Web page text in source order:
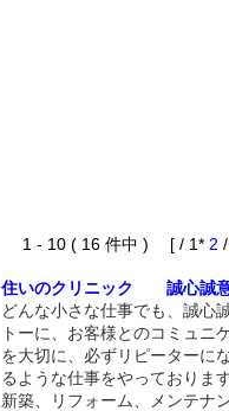
1 - 10 ( 16 件中 ) [ / 1* 2
住いのクリニック 誠心誠
どんな小さな仕事でも、誠心
トーに、お客様とのコミュニ
を大切に、必ずリピーターに
るような仕事をやっておりま
新築、リフォーム、メンテナ